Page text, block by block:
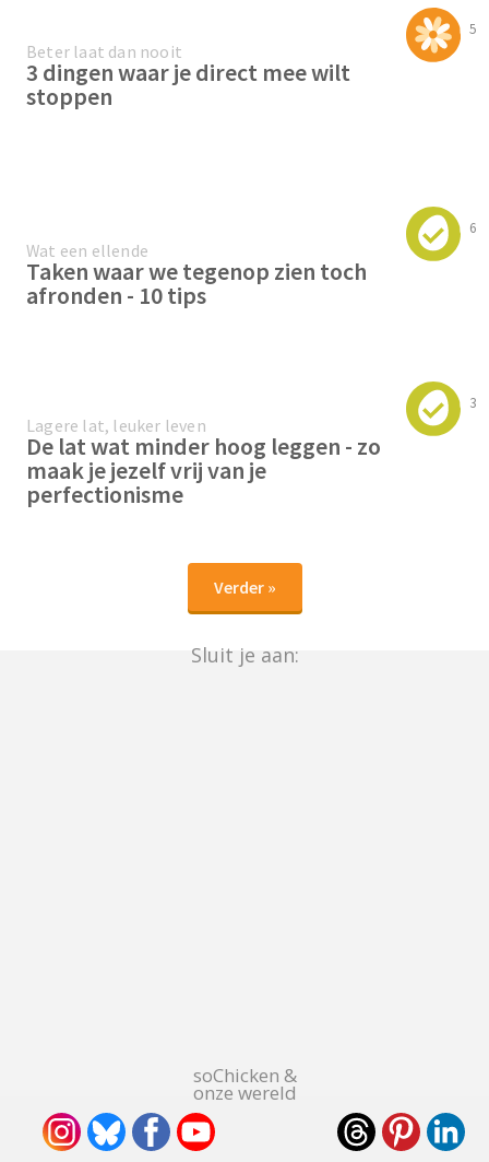
5
Beter laat dan nooit
3 dingen waar je direct mee wilt
stoppen
6
Wat een ellende
Taken waar we tegenop zien toch
afronden - 10 tips
3
Lagere lat, leuker leven
De lat wat minder hoog leggen - zo
maak je jezelf vrij van je
perfectionisme
Verder »
Sluit je aan:
soChicken &
onze wereld